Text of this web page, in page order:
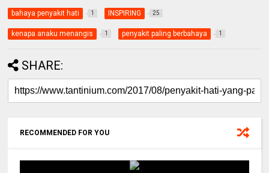
bahaya penyakit hati 1 INSPIRING 25
kenapa anaku menangis 1 penyakit paling berbahaya 1
SHARE:
RECOMMENDED FOR YOU